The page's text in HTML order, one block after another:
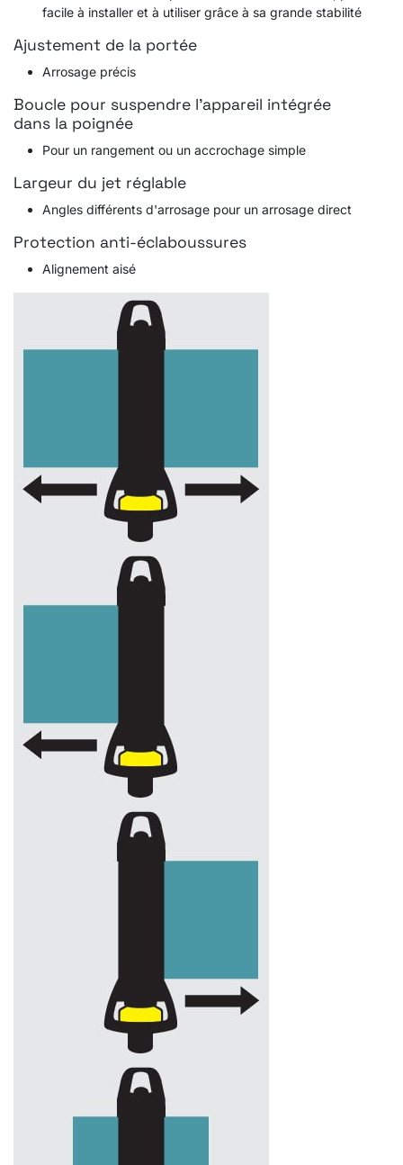
facile à installer et à utiliser grâce à sa grande stabilité
Ajustement de la portée
Arrosage précis
Boucle pour suspendre l'appareil intégrée
dans la poignée
Pour un rangement ou un accrochage simple
Largeur du jet réglable
Angles différents d'arrosage pour un arrosage direct
Protection anti-éclaboussures
Alignement aisé